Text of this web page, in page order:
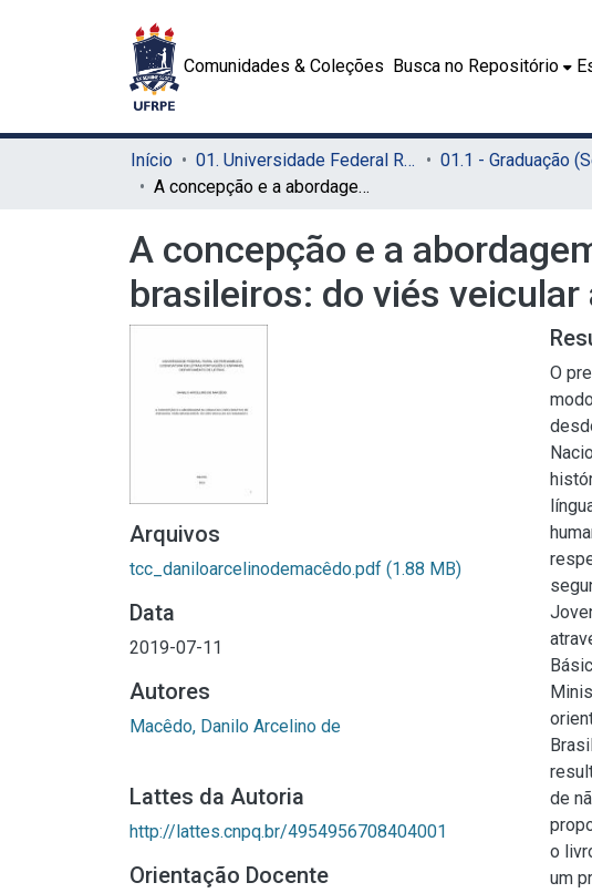
Comunidades & Coleções Busca no Repositório
Início 01. Universidade Federal Rural de Pernambuco - UFRPE (Sede) 01.1 - Graduação
A concepção e a abordagem da língua no livro didático de espanhol para brasileiros: do viés veicular ao humanista
A concepção e a
brasileiros: do viés
Arquivos
tcc_daniloarcelinodemacêdo.pdf (1.88 MB)
Data
2019-07-11
Autores
Macêdo, Danilo Arcelino de
Lattes da Autoria
http://lattes.cnpq.br/4954956708404001
Orientação Docente
O
de
o
um